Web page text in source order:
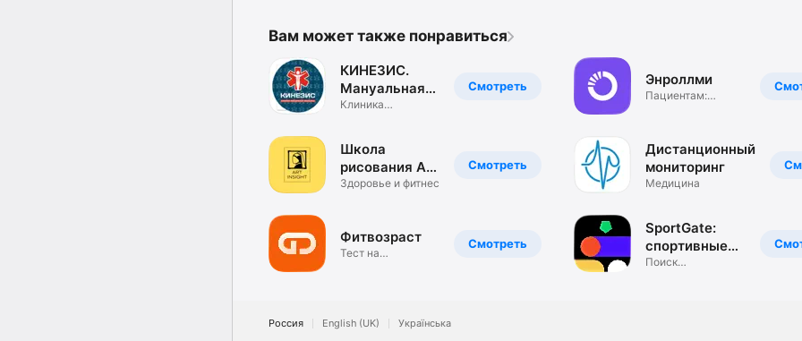
Вам может также понравиться
Смотреть
КИНЕЗИС.
Мануальная
медицина
Клиника
Смотреть
Школа
рисования Art
Insight
Здоровье и фитнес
Смотреть
Фитвозраст
Тест на
Энроллми
Пациентам:
Дистанционный
мониторинг
Медицина
SportGate:
спортивные
площадки
Поиск
Россия English (UK) Українська